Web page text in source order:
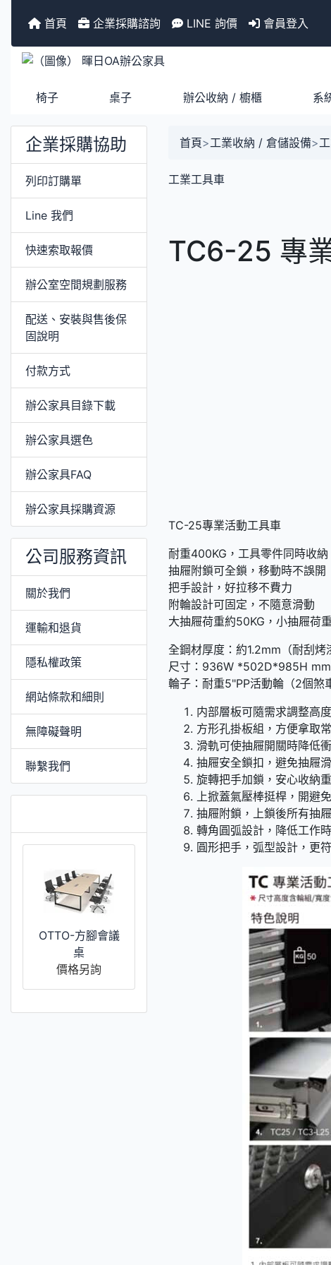
首頁 企業採購諮詢 LINE 詢價 會員登入
椅子 桌子 辦公收納 / 櫥櫃 系
企業採購協助
列印訂購單
Line 我們
快速索取報價
辦公室空間規劃服務
配送、安裝與售後保
固說明
付款方式
辦公家具目錄下載
辦公家具選色
辦公家具FAQ
辦公家具採購資源
公司服務資訊
關於我們
運輸和退貨
隱私權政策
網站條款和細則
無障礙聲明
聯繫我們
OTTO-方腳會議
桌
價格另詢
首頁>工業收納 / 倉儲設備>
工業工具車
TC6-25 專
TC-25專業活動工具車
耐重400KG，工具零件同時收納
抽屜附鎖可全鎖，移動時不誤開
把手設計，好拉移不費力
附輪設計可固定，不隨意滑動
大抽屜荷重約50KG，小抽屜荷
全鋼材厚度：約1.2mm（耐刮烤
尺寸：936W *502D*985H mm
輪子：耐重5"PP活動輪（2個煞
内部層板可隨需求調整高度
方形孔掛板組，方便拿取
滑軌可使抽屜開關時降低
抽屜安全鎖扣，避免抽屜
旋轉把手加鎖，安心收納
上掀蓋氣壓棒挺桿，開避
抽屜附鎖，上鎖後所有抽
轉角圓弧設計，降低工作
圓形把手，弧型設計，更